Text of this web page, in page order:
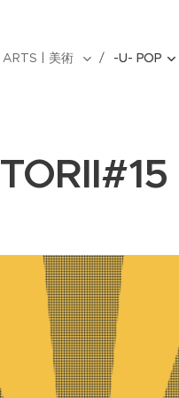
ARTS | 美術 -U- POP
TORII#15